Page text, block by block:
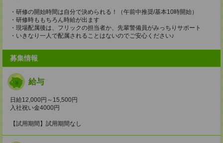
・研修の開始時間は自分で決められる！（午前中推奨/基本10時開始）
・研修時ももちろん時給が出ます
・現場配属後は、フリックの担当者か、先輩警備員がみっちりサポート
・いきなり一人で配属されることはないのでご安心ください♪
募集情報
給与
日給12,000円～15,500円
入社祝い金4000円
【試用期間】試用期間なし